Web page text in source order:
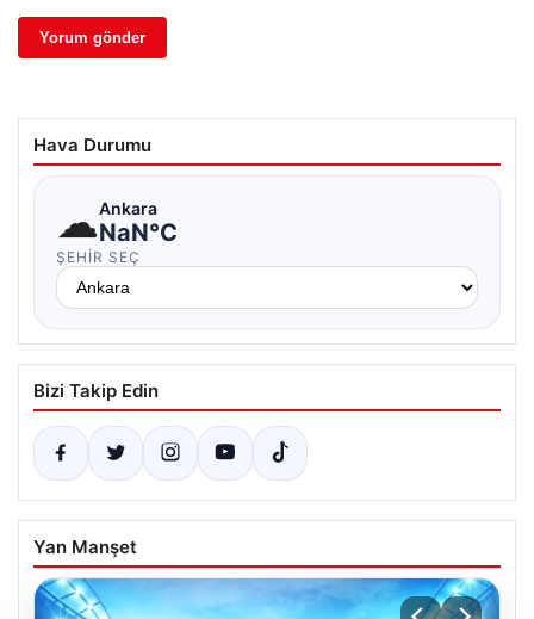
Hava Durumu
☁Ankara
NaN°C
ŞEHIR SEÇ
Bizi Takip Edin
Yan Manşet